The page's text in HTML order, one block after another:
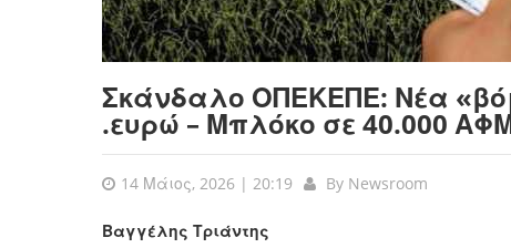
Σκάνδαλο ΟΠΕΚΕΠΕ: Νέα
.ευρώ – Μπλόκο σε 40.000
14 Μάιος, 2026 | 20:19 By Newsroom
Βαγγέλης Τριάντης